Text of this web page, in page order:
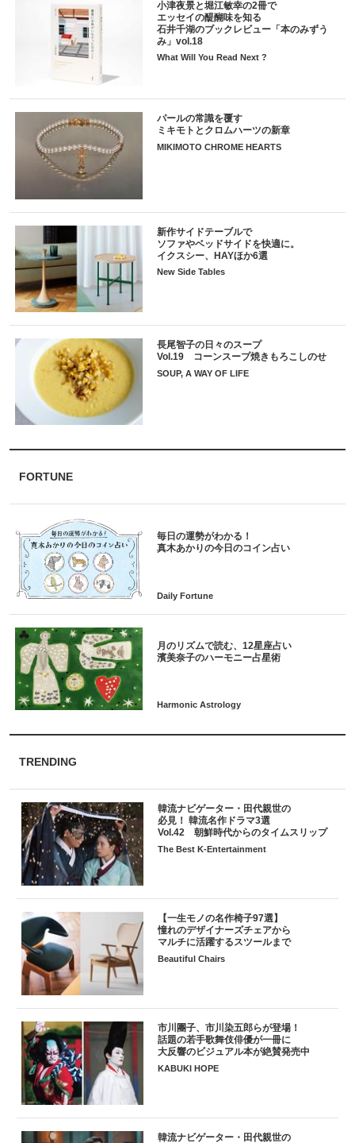
小津夜景と堀江敏幸の2冊で
エッセイの醍醐味を知る
石井千湖のブックレビュー「本のみずう
み」vol.18
What Will You Read Next ?
パールの常識を覆す
ミキモトとクロムハーツの新章
MIKIMOTO CHROME HEARTS
新作サイドテーブルで
ソファやベッドサイドを快適に。
イクスシー、HAYほか6選
New Side Tables
長尾智子の日々のスープ
Vol.19 コーンスープ焼きもろこしのせ
SOUP, A WAY OF LIFE
FORTUNE
毎日の運勢がわかる！
月のリズムで読む、12星座占い
TRENDING
韓流ナビゲーター・田代親世の
必見！ 韓流名作ドラマ3選
Vol.42 朝鮮時代からのタイムスリップ
The Best K-Entertainment
【一生モノの名作椅子97選】
憧れのデザイナーズチェアから
マルチに活躍するスツールまで
Beautiful Chairs
市川團子、市川染五郎らが登場！
話題の若手歌舞伎俳優が一冊に
大反響のビジュアル本が絶賛発売中
KABUKI HOPE
韓流ナビゲーター・田代親世の